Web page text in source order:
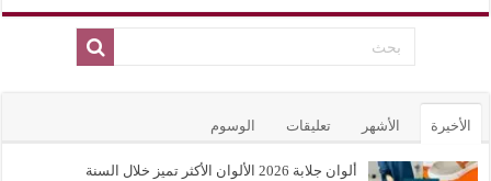
الأخيرة الأشهر تعليقات الوسوم
ألوان جلابة 2026 الألوان الأكثر تميز خلال السنة